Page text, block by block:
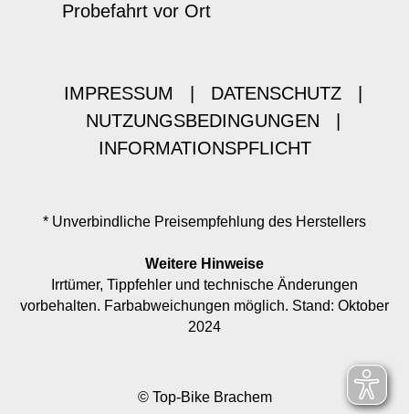
Probefahrt vor Ort
IMPRESSUM DATENSCHUTZ
NUTZUNGSBEDINGUNGEN
INFORMATIONSPFLICHT
* Unverbindliche Preisempfehlung des Herstellers
Weitere Hinweise
Irrtümer, Tippfehler und technische Änderungen
vorbehalten. Farbabweichungen möglich. Stand: Oktober
2024
© Top-Bike Brachem